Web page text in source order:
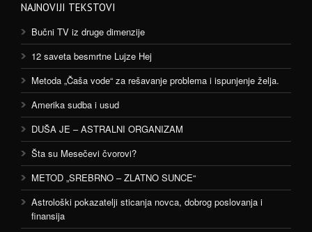
NAJNOVIJI TEKSTOVI
Bučni TV iz druge dimenzije
12 saveta besmrtne Lujze Hej
Metoda „Čaša vode“ za rešavanje problema i ispunjenje želja.
Amerika sudba i usud
DUŠA JE – ASTRALNI ORGANIZAM
Šta su Mesečevi čvorovi?
METOD „SREBRNO – ZLATNO SUNCE“
Astrološki pokazatelji sticanja novca, dobrog poslovanja i
finansija